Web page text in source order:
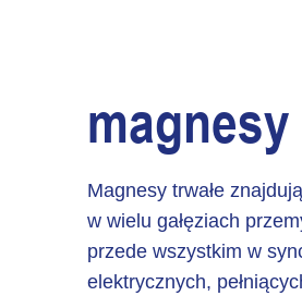
magnesy
Magnesy trwałe
w wielu gałęziach
przede wszystkim w
elektrycznych,